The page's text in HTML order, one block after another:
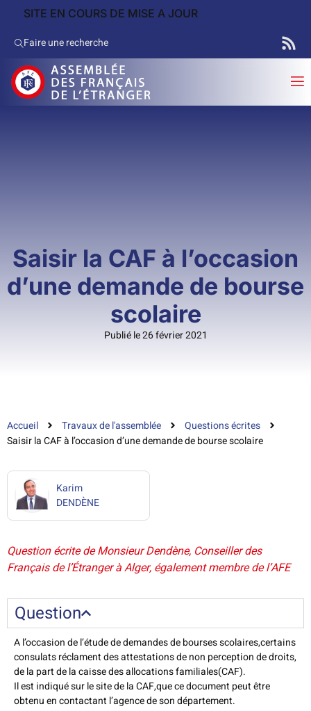
SITE EN COURS DE MISE A JOUR
Faire une recherche
Saisir la CAF à l’occasion
d’une demande de bourse
scolaire
Publié le 26 février 2021
Accueil Travaux de l'assemblée
Questions écrites
Saisir la CAF à l’occasion d’une demande de bourse scolaire
Karim
DENDÈNE
Question écrite de Monsieur Dendène, Conseiller des
Français de l’Étranger à Alger, également membre de l’AFE
Question
A l’occasion de l’étude de demandes de bourses scolaires,certains
consulats réclament des attestations de non perception de droits,
de la part de la caisse des allocations familiales(CAF).
Il est indiqué sur le site de la CAF,que ce document peut être
obtenu en contactant l’agence de son département.